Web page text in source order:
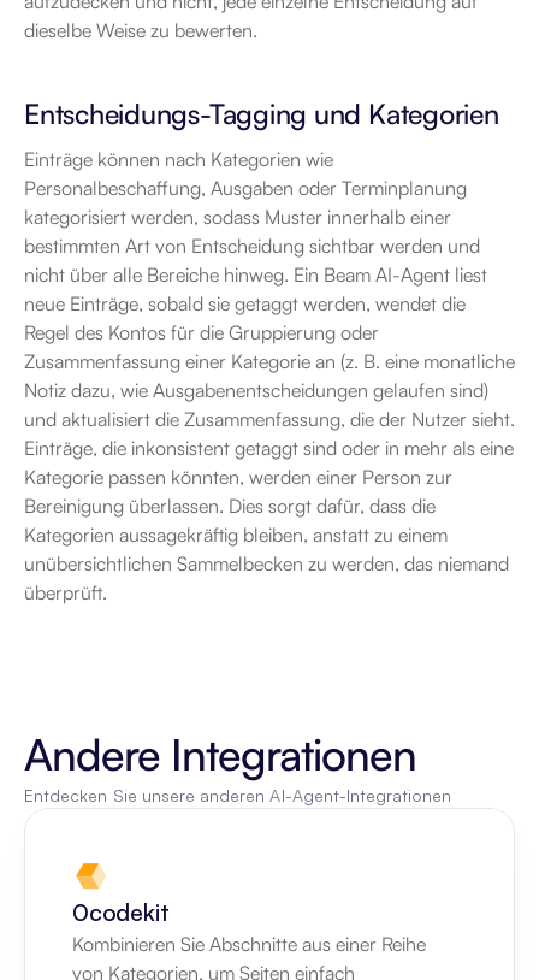
dieselbe Weise zu bewerten.
Entscheidungs-Tagging und Kategorien
Einträge können nach Kategorien wie
Personalbeschaffung, Ausgaben oder Terminplanung
kategorisiert werden, sodass Muster innerhalb einer
bestimmten Art von Entscheidung sichtbar werden und
nicht über alle Bereiche hinweg. Ein Beam AI-Agent liest
neue Einträge, sobald sie getaggt werden, wendet die
Regel des Kontos für die Gruppierung oder
Zusammenfassung einer Kategorie an (z. B. eine monatliche
Notiz dazu, wie Ausgabenentscheidungen gelaufen sind)
und aktualisiert die Zusammenfassung, die der Nutzer sieht.
Einträge, die inkonsistent getaggt sind oder in mehr als eine
Kategorie passen könnten, werden einer Person zur
Bereinigung überlassen. Dies sorgt dafür, dass die
Kategorien aussagekräftig bleiben, anstatt zu einem
unübersichtlichen Sammelbecken zu werden, das niemand
überprüft.
Andere Integrationen
Entdecken Sie unsere anderen AI-Agent-Integrationen
0codekit
Kombinieren Sie Abschnitte aus einer Reihe
von Kategorien, um Seiten einfach